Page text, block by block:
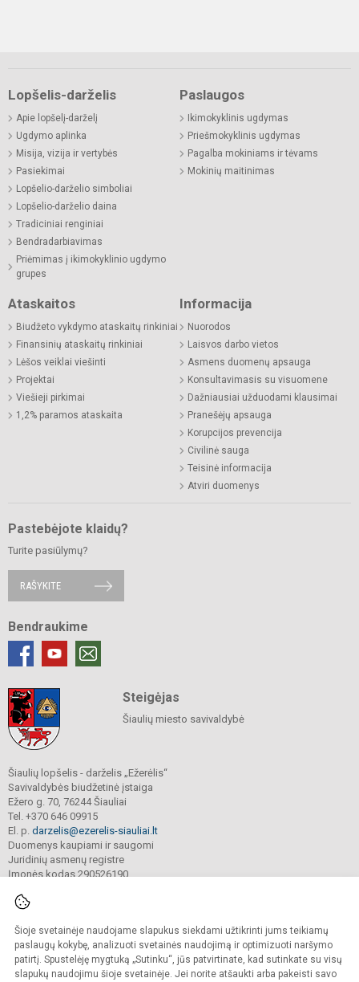
Šioje svetainėje naudojame slapukus siekdami užtikrinti jums teikiamų
paslaugų kokybę, analizuoti svetainės naudojimą ir optimizuoti naršymo
patirtį. Spustelėję mygtuką „Sutinku“, jūs patvirtinate, kad sutinkate su visų
slapukų naudojimu šioje svetainėje. Jei norite atšaukti arba pakeisti savo
Lopšelis-darželis
Apie lopšelį-darželį
Ugdymo aplinka
Misija, vizija ir vertybės
Pasiekimai
Lopšelio-darželio simboliai
Lopšelio-darželio daina
Tradiciniai renginiai
Bendradarbiavimas
Priėmimas į ikimokyklinio ugdymo
grupes
Paslaugos
Ikimokyklinis ugdymas
Priešmokyklinis ugdymas
Pagalba mokiniams ir tėvams
Mokinių maitinimas
Ataskaitos
Biudžeto vykdymo ataskaitų rinkiniai
Finansinių ataskaitų rinkiniai
Lėšos veiklai viešinti
Projektai
Viešieji pirkimai
1,2% paramos ataskaita
Informacija
Nuorodos
Laisvos darbo vietos
Asmens duomenų apsauga
Konsultavimasis su visuomene
Dažniausiai užduodami klausimai
Pranešėjų apsauga
Korupcijos prevencija
Civilinė sauga
Teisinė informacija
Atviri duomenys
Pastebėjote klaidų?
Turite pasiūlymų?
RAŠYKITE
Bendraukime
Steigėjas
Šiaulių miesto savivaldybė
Šiaulių lopšelis - darželis „Ežerėlis“
Savivaldybės biudžetinė įstaiga
Ežero g. 70, 76244 Šiauliai
Tel. +370 646 09915
El. p. darzelis@ezerelis-siauliai.lt
Duomenys kaupiami ir saugomi
Juridinių asmenų registre
Įmonės kodas 290526190
© 2023. Šiaulių lopšelis - darželis „Ežerėlis“. Visos teisės saugomos.
Kopijuoti turinį be raštiško įstaigos administracijos sutikimo griežtai draudžiama.
Versija neįgaliesiems Slapukų valdymas